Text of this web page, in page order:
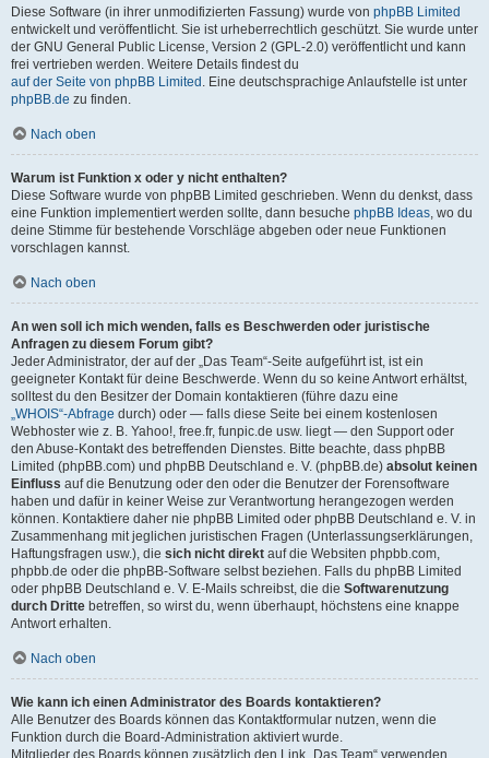
Diese Software (in ihrer unmodifizierten Fassung) wurde von phpBB Limited
entwickelt und veröffentlicht. Sie ist urheberrechtlich geschützt. Sie wurde unter
der GNU General Public License, Version 2 (GPL-2.0) veröffentlicht und kann
frei vertrieben werden. Weitere Details findest du
auf der Seite von phpBB Limited . Eine deutschsprachige Anlaufstelle ist unter
phpBB.de zu finden.
Nach oben
Warum ist Funktion x oder y nicht enthalten?
Diese Software wurde von phpBB Limited geschrieben. Wenn du denkst, dass
eine Funktion implementiert werden sollte, dann besuche phpBB Ideas, wo du
deine Stimme für bestehende Vorschläge abgeben oder neue Funktionen
vorschlagen kannst.
Nach oben
An wen soll ich mich wenden, falls es Beschwerden oder juristische
Anfragen zu diesem Forum gibt?
Jeder Administrator, der auf der „Das Team“-Seite aufgeführt ist, ist ein
geeigneter Kontakt für deine Beschwerde. Wenn du so keine Antwort erhältst,
solltest du den Besitzer der Domain kontaktieren (führe dazu eine
„WHOIS“-Abfrage durch) oder — falls diese Seite bei einem kostenlosen
Webhoster wie z. B. Yahoo!, free.fr, funpic.de usw. liegt — den Support oder
den Abuse-Kontakt des betreffenden Dienstes. Bitte beachte, dass phpBB
Limited (phpBB.com) und phpBB Deutschland e. V. (phpBB.de) absolut keinen
Einfluss auf die Benutzung oder den oder die Benutzer der Forensoftware
haben und dafür in keiner Weise zur Verantwortung herangezogen werden
können. Kontaktiere daher nie phpBB Limited oder phpBB Deutschland e. V. in
Zusammenhang mit jeglichen juristischen Fragen (Unterlassungserklärungen,
Haftungsfragen usw.), die sich nicht direkt auf die Websiten phpbb.com,
phpbb.de oder die phpBB-Software selbst beziehen. Falls du phpBB Limited
oder phpBB Deutschland e. V. E-Mails schreibst, die die Softwarenutzung
durch Dritte betreffen, so wirst du, wenn überhaupt, höchstens eine knappe
Antwort erhalten.
Nach oben
Wie kann ich einen Administrator des Boards kontaktieren?
Alle Benutzer des Boards können das Kontaktformular nutzen, wenn die
Funktion durch die Board-Administration aktiviert wurde.
Mitglieder des Boards können zusätzlich den Link „Das Team“ verwenden.